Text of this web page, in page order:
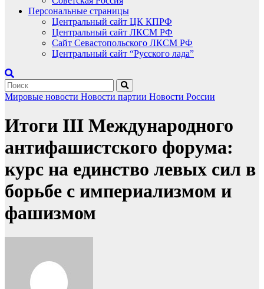
Персональные страницы
Центральный сайт ЦК КПРФ
Центральный сайт ЛКСМ РФ
Сайт Севастопольского ЛКСМ РФ
Центральный сайт “Русского лада”
Мировые новости Новости партии Новости России
Итоги III Международного
антифашистского форума:
курс на единство левых сил в
борьбе с империализмом и
фашизмом